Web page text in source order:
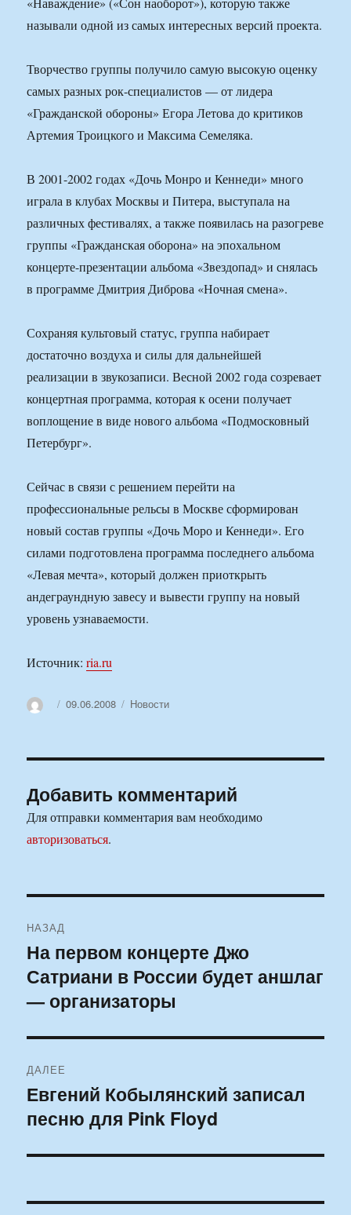
называли одной из самых интересных версий проекта.
Творчество группы получило самую высокую оценку
самых разных рок-специалистов — от лидера
«Гражданской обороны» Егора Летова до критиков
Артемия Троицкого и Максима Семеляка.
В 2001-2002 годах «Дочь Монро и Кеннеди» много
играла в клубах Москвы и Питера, выступала на
различных фестивалях, а также появилась на разогреве
группы «Гражданская оборона» на эпохальном
концерте-презентации альбома «Звездопад» и снялась
в программе Дмитрия Диброва «Ночная смена».
Сохраняя культовый статус, группа набирает
достаточно воздуха и силы для дальнейшей
реализации в звукозаписи. Весной 2002 года созревает
концертная программа, которая к осени получает
воплощение в виде нового альбома «Подмосковный
Петербург».
Сейчас в связи с решением перейти на
профессиональные рельсы в Москве сформирован
новый состав группы «Дочь Моро и Кеннеди». Его
силами подготовлена программа последнего альбома
«Левая мечта», который должен приоткрыть
андеграундную завесу и вывести группу на новый
уровень узнаваемости.
Источник:ria.ru
АвторОпубликовано
09.06.2008 Рубрики
Новости
Добавить комментарий
Для отправки комментария вам необходимо
авторизоваться.
по
записям
НАЗАД
Предыдущая
запись:
На первом концерте Джо
Сатриани в России будет аншлаг
— организаторы
ДАЛЕЕ
Следующая
запись:
Евгений Кобылянский записал
песню для Pink Floyd